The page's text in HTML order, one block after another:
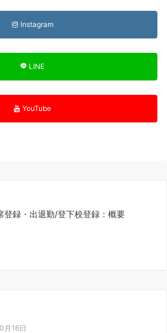
Instagram
LINE
YouTube
登録・出退勤/登下校登録：概要
月16日